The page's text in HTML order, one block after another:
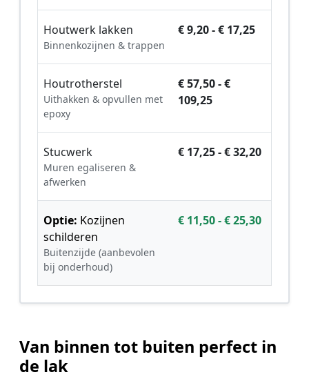
Houtwerk lakken
Binnenkozijnen & trappen
€ 9,20 - € 17,25
Houtrotherstel
Uithakken & opvullen met
epoxy
€ 57,50 - €
109,25
Stucwerk
Muren egaliseren &
afwerken
€ 17,25 - € 32,20
Optie: Kozijnen
schilderen
Buitenzijde (aanbevolen
bij onderhoud)
€ 11,50 - € 25,30
Van binnen tot buiten perfect in
de lak